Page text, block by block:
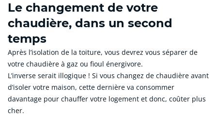
Le changement de votre
chaudière, dans un second
temps
Après l’isolation de la toiture, vous devrez vous séparer de
votre chaudière à gaz ou fioul énergivore.
L’inverse serait illogique ! Si vous changez de chaudière avant
d’isoler votre maison, cette dernière va consommer
davantage pour chauffer votre logement et donc, coûter plus
cher.